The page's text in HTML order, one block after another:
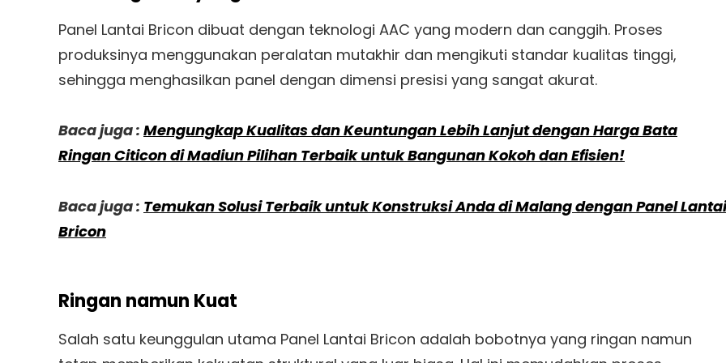
Panel Lantai Bricon dibuat dengan teknologi AAC yang modern dan canggih. Proses
produksinya menggunakan peralatan mutakhir dan mengikuti standar kualitas tinggi,
sehingga menghasilkan panel dengan dimensi presisi yang sangat akurat.
Baca juga : Mengungkap Kualitas dan Keuntungan Lebih Lanjut dengan Harga Bata
Ringan Citicon di Madiun Pilihan Terbaik untuk Bangunan Kokoh dan Efisien!
Baca juga : Temukan Solusi Terbaik untuk Konstruksi Anda di Malang dengan Panel Lantai
Bricon
Ringan namun Kuat
Salah satu keunggulan utama Panel Lantai Bricon adalah bobotnya yang ringan namun